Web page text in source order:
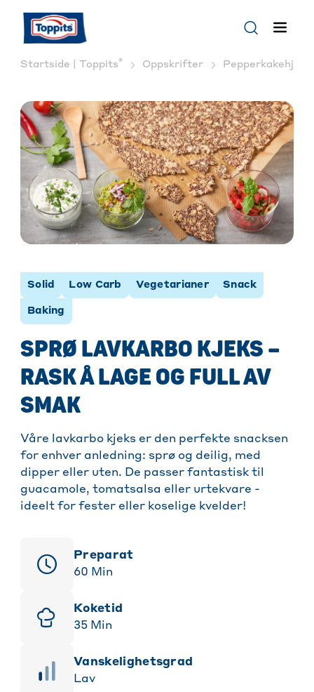
Startside | Toppits® Oppskrifter
Solid Low Carb Vegetarianer Snack
Baking
SPRØ LAVKARBO KJEKS –
RASK Å LAGE OG FULL AV
SMAK
Våre lavkarbo kjeks er den perfekte snacksen
for enhver anledning: sprø og deilig, med
dipper eller uten. De passer fantastisk til
guacamole, tomatsalsa eller urtekvare -
ideelt for fester eller koselige kvelder!
Preparat
60 Min
Koketid
35 Min
vanskelighetsgrad
Lav